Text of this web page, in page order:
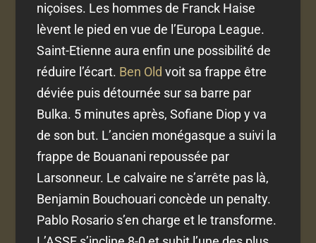
niçoises. Les hommes de Franck Haise
lèvent le pied en vue de l’Europa League.
Saint-Etienne aura enfin une possibilité de
réduire l’écart. Ben Old voit sa frappe être
déviée puis détournée sur sa barre par
Bulka. 5 minutes après, Sofiane Diop y va
de son but. L’ancien monégasque a suivi la
frappe de Bouanani repoussée par
Larsonneur. Le calvaire ne s’arrête pas là,
Benjamin Bouchouari concède un penalty.
Pablo Rosario s’en charge et le transforme.